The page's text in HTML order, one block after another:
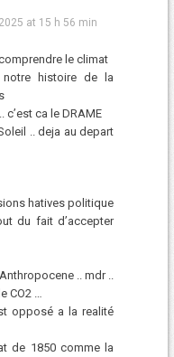
at 15 h 56 min
le climat
histoire de la
c’est ca le DRAME
.. deja au depart
hatives politique
du fait d’accepter
.. mdr ..
CO2 …
opposé a la realité
de 1850 comme la